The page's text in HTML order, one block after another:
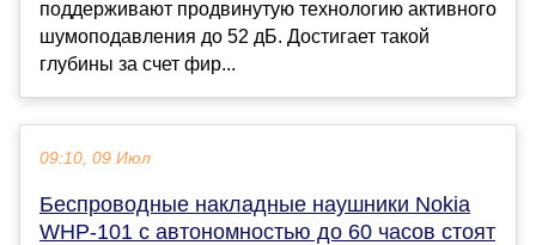
поддерживают продвинутую технологию активного
шумоподавления до 52 дБ. Достигает такой
глубины за счет фир...
09:10, 09 Июл
Беспроводные накладные наушники Nokia
WHP-101 с автономностью до 60 часов стоят